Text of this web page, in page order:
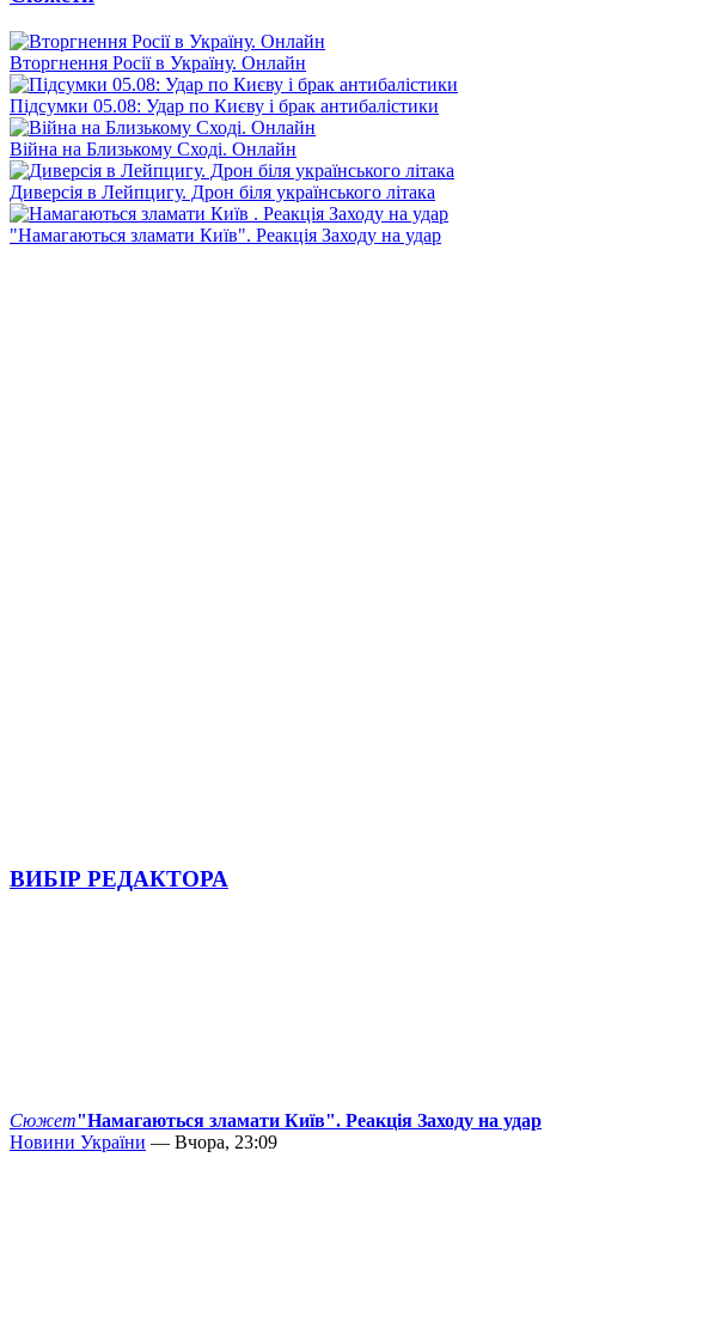
Вторгнення Росії в Україну. Онлайн
Підсумки 05.08: Удар по Києву і брак антибалістики
Війна на Близькому Сході. Онлайн
Диверсія в Лейпцигу. Дрон біля українського літака
"Намагаються зламати Київ". Реакція Заходу на удар
ВИБІР РЕДАКТОРА
Сюжет"Намагаються зламати Київ". Реакція Заходу на удар
Новини України — Вчора, 23:09